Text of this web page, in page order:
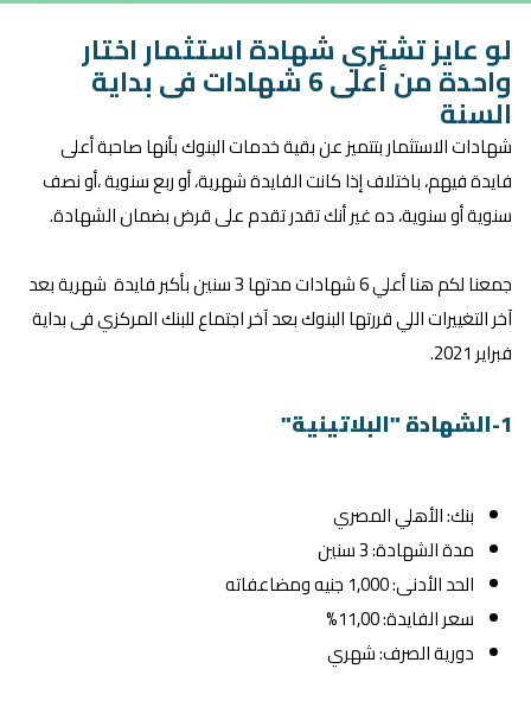
لو عايز تشتري شهادة استثمار اختار
واحدة من أعلى 6 شهادات فى بداية
السنة
شهادات الاستثمار بتتميز عن بقية خدمات البنوك بأنها صاحبة أعلى
فايدة فيهم، باختلاف إذا كانت الفايدة شهرية، أو ربع سنوية ،أو نصف
سنوية أو سنوية، ده غير أنك تقدر تقدم على قرض بضمان الشهادة.
جمعنا لكم هنا أعلي 6 شهادات مدتها 3 سنين بأكبر فايدة شهرية بعد
آخر التغييرات اللي قررتها البنوك بعد آخر اجتماع للبنك المركزي فى بداية
فبراير 2021.
1-الشهادة "البلاتينية"
بنك: الأهلي المصري
مدة الشهادة: 3 سنين
الحد الأدنى: 1,000 جنيه ومضاعفاته
سعر الفايدة: 11,00%
دورية الصرف: شهري